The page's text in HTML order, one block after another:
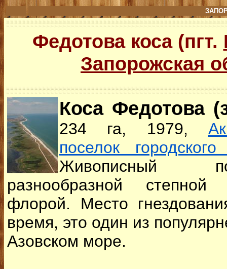
Федотова коса (пгт.
Запорожская
Коса Федотова
234 га, 1979,
поселок
Живописный
разнообразной
флорой. Место
время, это один из
Азовском море.